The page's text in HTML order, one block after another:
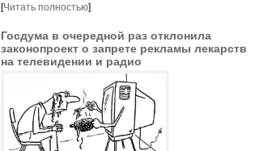
[Читать полностью]
Госдума в очередной раз отклонила
законопроект о запрете рекламы лекарств
на телевидении и радио